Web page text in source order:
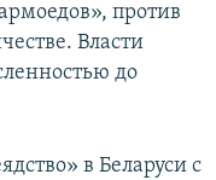
против
Власти
до
в Беларуси с